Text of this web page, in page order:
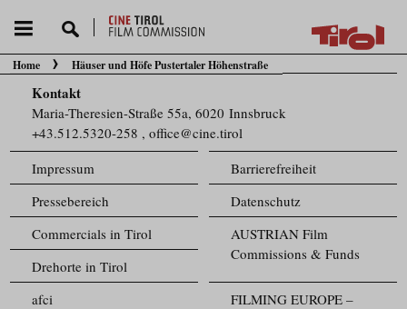
Sie befinden sich hier:
Home Häuser und Höfe Pustertaler Höhenstraße
Kontakt
Maria-Theresien-Straße 55a, 6020 Innsbruck
+43.512.5320-258 ,office@cine.tirol
Impressum
Barrierefreiheit
Pressebereich
Datenschutz
Commercials in Tirol
AUSTRIAN Film
Commissions & Funds
Drehorte in Tirol
FILMING EUROPE –
afci